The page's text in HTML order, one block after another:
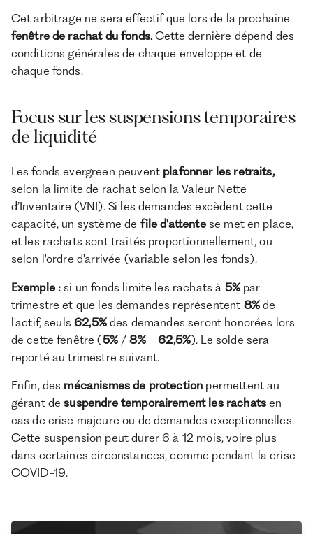
Cet arbitrage ne sera effectif que lors de la prochaine
fenêtre de rachat du fonds.Cette dernière dépend des
conditions générales de chaque enveloppe et de
chaque fonds.
Focus sur les suspensions temporaires
de liquidité
Les fonds evergreen peuvent plafonner les retraits,
selon la limite de rachat selon la Valeur Nette
d’Inventaire (VNI). Si les demandes excèdent cette
capacité, un système de file d'attente se met en place,
et les rachats sont traités proportionnellement, ou
selon l'ordre d'arrivée (variable selon les fonds).
Exemple : si un fonds limite les rachats à 5%par
trimestre et que les demandes représentent 8%de
l'actif, seuls62,5%des demandes seront honorées lors
de cette fenêtre (5%/8%=62,5%). Le solde sera
reporté au trimestre suivant.
Enfin, des mécanismes de protection permettent au
gérant desuspendre temporairement les rachatsen
cas de crise majeure ou de demandes exceptionnelles.
Cette suspension peut durer 6 à 12 mois, voire plus
dans certaines circonstances, comme pendant la crise
COVID-19.